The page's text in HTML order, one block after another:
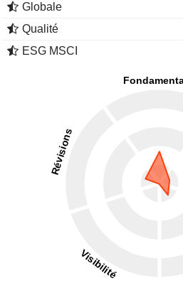
Globale
Qualité
ESG MSCI